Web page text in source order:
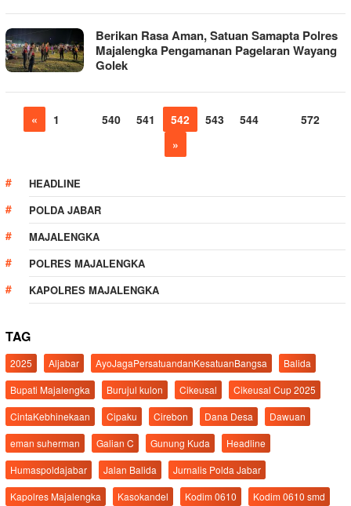
Berikan Rasa Aman, Satuan Samapta Polres
Majalengka Pengamanan Pagelaran Wayang
Golek
« 1 540 541 542 543 544
572
»
HEADLINE
POLDA JABAR
MAJALENGKA
POLRES MAJALENGKA
KAPOLRES MAJALENGKA
TAG
2025 Aljabar AyoJagaPersatuandanKesatuanBangsa
Balida
Bupati Majalengka
Burujul kulon Cikeusal
Cikeusal Cup 2025
CintaKebhinekaan
Cipaku Cirebon Dana Desa
Dawuan
eman suherman
Galian C Gunung Kuda
Headline
Humaspoldajabar
Jalan Balida
Jurnalis Polda Jabar
Kapolres Majalengka
Kasokandel Kodim 0610 Kodim 0610 smd